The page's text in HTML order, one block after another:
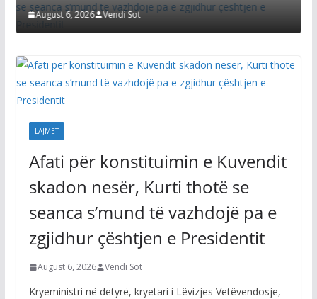
August 6, 2026 Vendi Sot
LAJMET
Afati për konstituimin e Kuvendit
skadon nesër, Kurti thotë se
seanca s’mund të vazhdojë pa e
zgjidhur çështjen e Presidentit
August 6, 2026 Vendi Sot
Kryeministri në detyrë, kryetari i Lëvizjes Vetëvendosje,